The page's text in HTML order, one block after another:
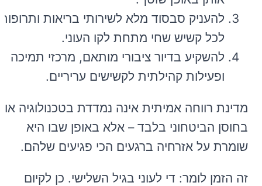
להעניק סבסוד מלא לשירותי בריאות ותרופות
לכל קשיש שחי מתחת לקו העוני.
להשקיע בדיור ציבורי מותאם, מרכזי תמיכה
ופעילות קהילתית לקשישים עריריים.
מדינת רווחה אמיתית אינה נמדדת בטכנולוגיה או
בחוסן הביטחוני בלבד – אלא באופן שבו היא
שומרת על אזרחיה ברגעים הכי פגיעים שלהם.
זה הזמן לומר: די לעוני בגיל השלישי. כן לקיום